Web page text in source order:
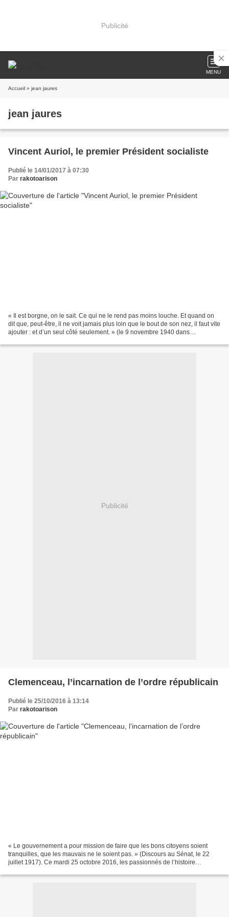
Publicité
MENU
Accueil » jean jaures
jean jaures
Vincent Auriol, le premier Président socialiste
Publié le 14/01/2017 à 07:30
Par rakotoarison
« Il est borgne, on le sait. Ce qui ne le rend pas moins louche. Et quand on
dit que, peut-être, il ne voit jamais plus loin que le bout de son nez, il faut vite
ajouter : et d’un seul côté seulement. » (le 9 novembre 1940 dans
Publicité
Clemenceau, l’incarnation de l’ordre républicain
Publié le 25/10/2016 à 13:14
Par rakotoarison
« Le gouvernement a pour mission de faire que les bons citoyens soient
tranquilles, que les mauvais ne le soient pas. » (Discours au Sénat, le 22
juillet 1917). Ce mardi 25 octobre 2016, les passionnés de l’histoire